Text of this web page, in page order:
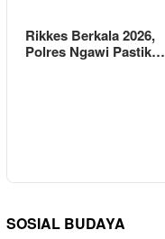
Rikkes Berkala 2026,
Polres Ngawi Pastik…
SOSIAL BUDAYA